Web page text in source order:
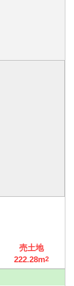
売土地
222.28m2